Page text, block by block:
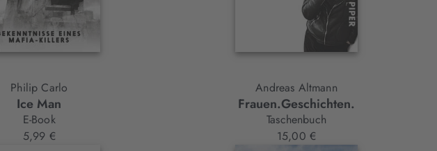
Philip Carlo
Ice Man
E-Book
5,99 €
Andreas Altmann
Frauen.Geschichten.
Taschenbuch
15,00 €